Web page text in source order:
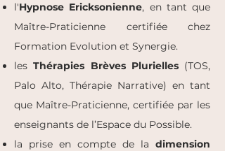
l'Hypnose Ericksonienne, en tant que
Maître-Praticienne certifiée chez
Formation Evolution et Synergie.
lesThérapies Brèves Plurielles(TOS,
Palo Alto, Thérapie Narrative) en tant
que Maître-Praticienne, certifiée par les
enseignants de l’Espace du Possible.
la prise en compte de la dimension